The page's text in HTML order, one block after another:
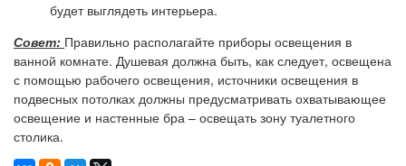
будет выглядеть интерьера.
Совет: Правильно располагайте приборы освещения в
ванной комнате. Душевая должна быть, как следует, освещена
с помощью рабочего освещения, источники освещения в
подвесных потолках должны предусматривать охватывающее
освещение и настенные бра – освещать зону туалетного
столика.